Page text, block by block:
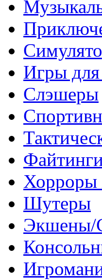
Игры
Слэшеры
Хорроры
Шутеры
Экшены/